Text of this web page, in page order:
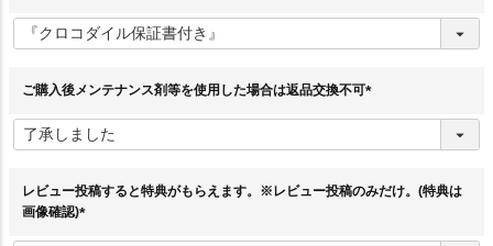
必
須
ご購入後メンテナンス剤等を使用した場合は返品交換不可
須
レビュー投稿すると特典がもらえます。※レビュー投稿のみだけ。(特典は
画像確認)